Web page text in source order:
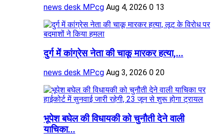
news desk MPcg Aug 4, 2026 0 13
दुर्ग में कांग्रेस नेता की चाकू मारकर हत्या,...
news desk MPcg Aug 3, 2026 0 20
भूपेश बघेल की विधायकी को चुनौती देने वाली
याचिका...